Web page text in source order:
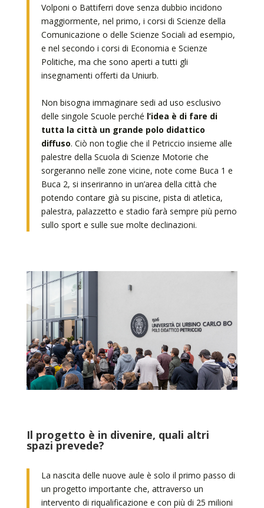
Volponi o Battiferri dove senza dubbio incidono
maggiormente, nel primo, i corsi di Scienze della
Comunicazione o delle Scienze Sociali ad esempio,
e nel secondo i corsi di Economia e Scienze
Politiche, ma che sono aperti a tutti gli
insegnamenti offerti da Uniurb.
Non bisogna immaginare sedi ad uso esclusivo
delle singole Scuole perché l’idea è di fare di
tutta la città un grande polo didattico
diffuso. Ciò non toglie che il Petriccio insieme alle
palestre della Scuola di Scienze Motorie che
sorgeranno nelle zone vicine, note come Buca 1 e
Buca 2, si inseriranno in un’area della città che
potendo contare già su piscine, pista di atletica,
palestra, palazzetto e stadio farà sempre più perno
sullo sport e sulle sue molte declinazioni.
Il progetto è in divenire, quali altri
spazi prevede?
La nascita delle nuove aule è solo il primo passo di
un progetto importante che, attraverso un
intervento di riqualificazione e con più di 25 milioni